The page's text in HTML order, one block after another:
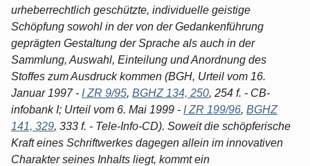
urheberrechtlich geschützte, individuelle geistige
Schöpfung sowohl in der von der Gedankenführung
geprägten Gestaltung der Sprache als auch in der
Sammlung, Auswahl, Einteilung und Anordnung des
Stoffes zum Ausdruck kommen (BGH, Urteil vom 16.
Januar 1997 - I ZR 9/95, BGHZ 134, 250, 254 f. - CB-
infobank I; Urteil vom 6. Mai 1999 - I ZR 199/96, BGHZ
141, 329, 333 f. - Tele-Info-CD). Soweit die schöpferische
Kraft eines Schriftwerkes dagegen allein im innovativen
Charakter seines Inhalts liegt, kommt ein